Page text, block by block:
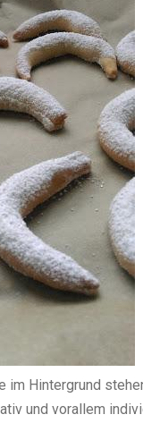
Hintergrund
und vorallem